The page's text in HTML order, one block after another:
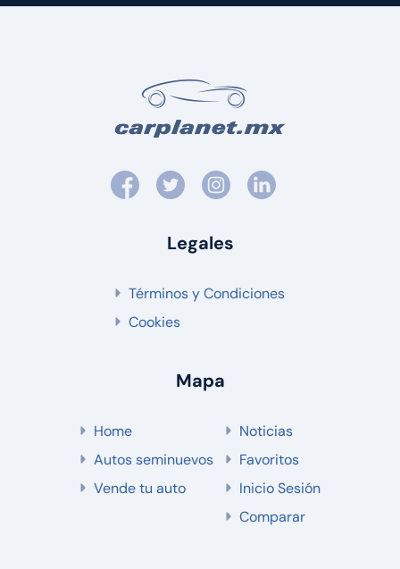
Legales
Términos y Condiciones
Cookies
Mapa
Home
Autos seminuevos
Vende tu auto
Noticias
Favoritos
Inicio Sesión
Comparar